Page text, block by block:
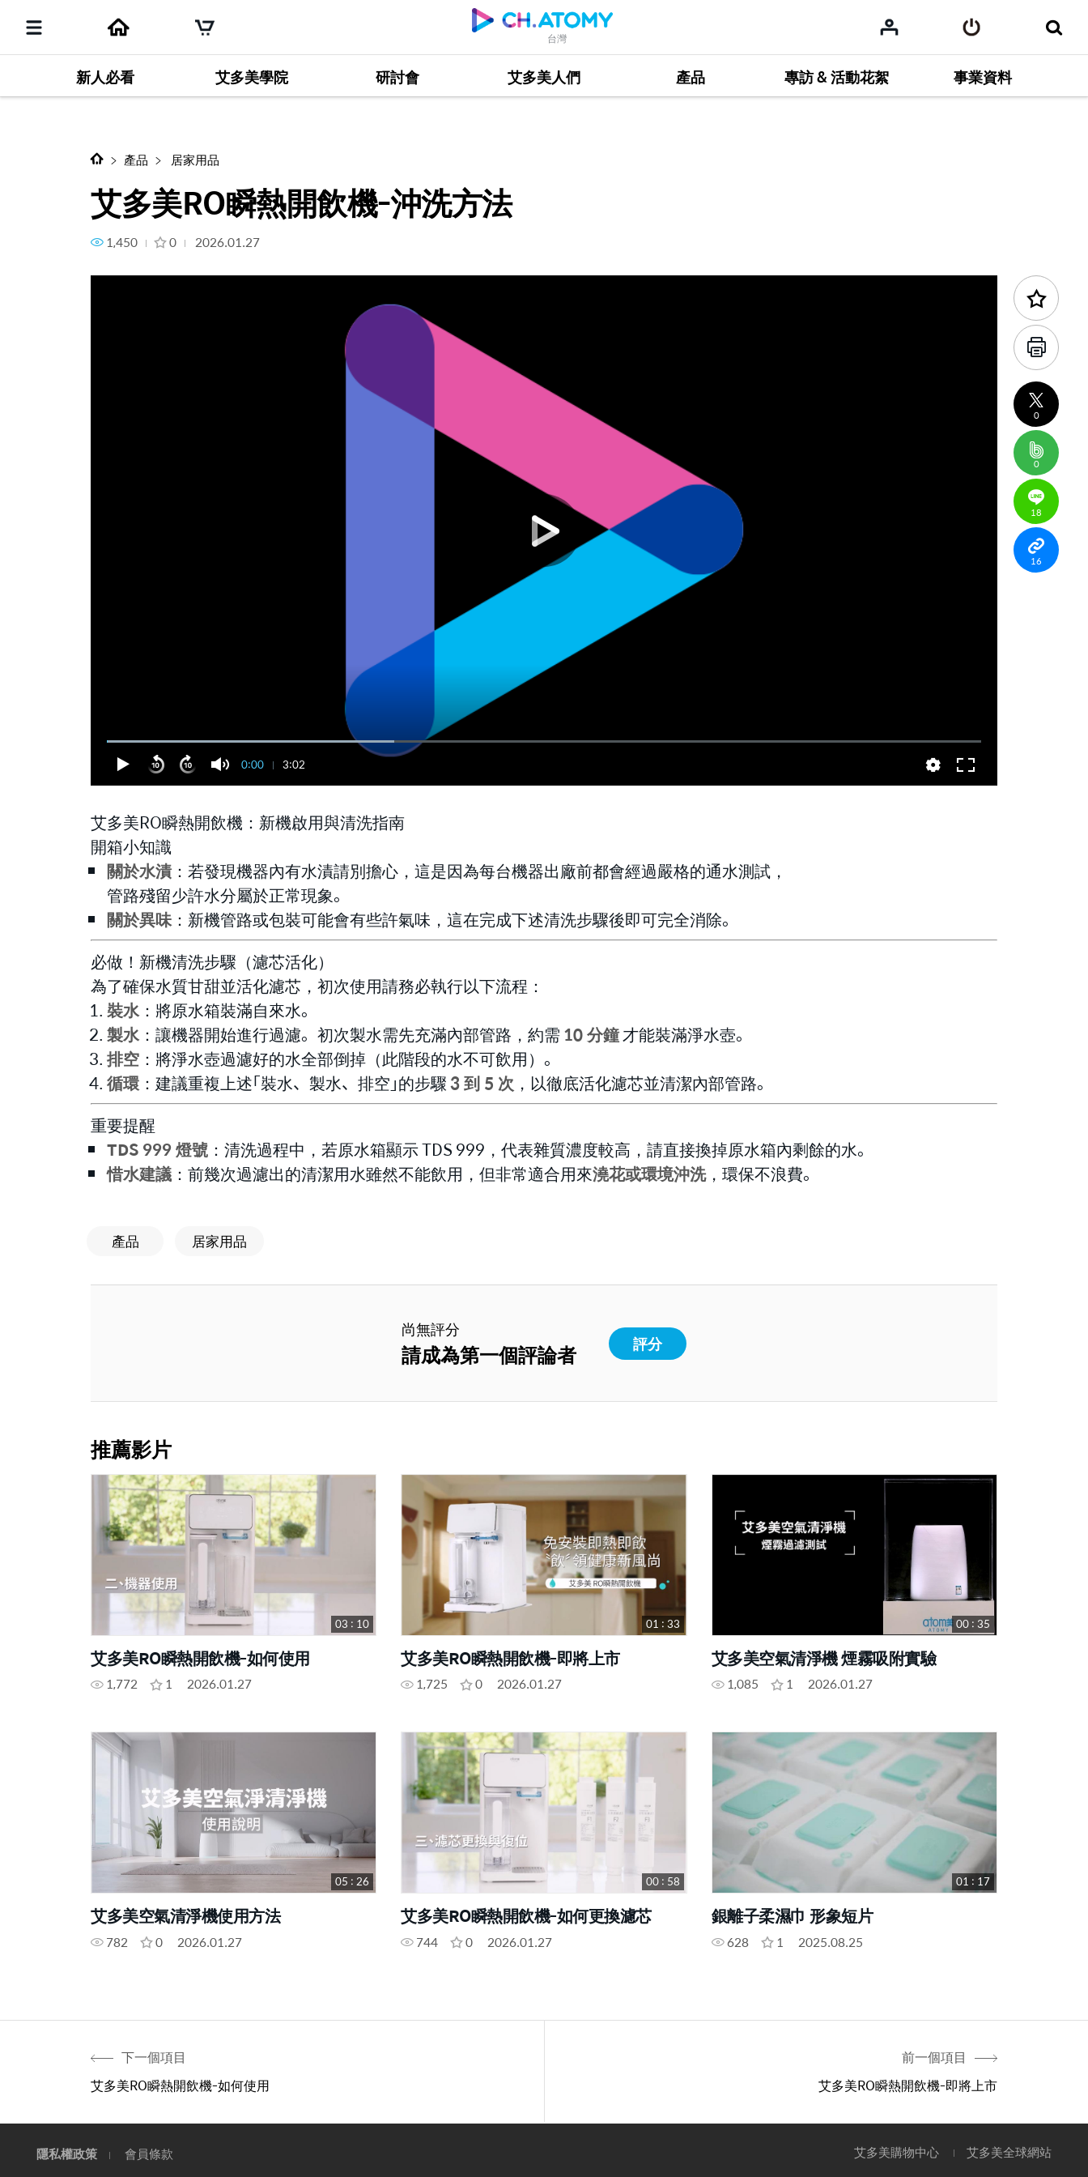
台灣
新人必看 艾多美學院 研討會 艾多美人們 產品 專訪 & 活動花絮 事業資料
艾多美RO瞬熱開飲機-沖洗方法
下一個項目 前一個項目
產品 居家用品
艾多美RO瞬熱開飲機-沖洗方法
1,450 0 2026.01.27
0:00 3:02
艾多美RO瞬熱開飲機：新機啟用與清洗指南
開箱小知識
關於水漬：若發現機器內有水漬請別擔心，這是因為每台機器出廠前都會經過嚴格的通水測試，
管路殘留少許水分屬於正常現象。
關於異味：新機管路或包裝可能會有些許氣味，這在完成下述清洗步驟後即可完全消除。
必做！新機清洗步驟（濾芯活化）
為了確保水質甘甜並活化濾芯，初次使用請務必執行以下流程：
裝水：將原水箱裝滿自來水。
製水：讓機器開始進行過濾。初次製水需先充滿內部管路，約需10 分鐘才能裝滿淨水壺。
排空 ：將淨水壺過濾好的水全部倒掉（此階段的水不可飲用）。
循環：建議重複上述「裝水、製水、排空」的步驟3 到 5 次 ，以徹底活化濾芯並清潔內部管路。
重要提醒
TDS 999 燈號 ：清洗過程中，若原水箱顯示 TDS 999，代表雜質濃度較高，請直接換掉原水箱內剩餘的水。
惜水建議 ：前幾次過濾出的清潔用水雖然不能飲用，但非常適合用來澆花或環境沖洗，環保不浪費。
產品 居家用品
尚無評分
請成為第一個評論者 評分
推薦影片
艾多美RO瞬熱開飲機-如何使用
1,772 1 2026.01.27
03 : 10
艾多美RO瞬熱開飲機-即將上市
1,725 0 2026.01.27
01 : 33
艾多美空氣清淨機 煙霧吸附實驗
1,085 1 2026.01.27
00 : 35
艾多美空氣清淨機使用方法
782 0 2026.01.27
05 : 26
艾多美RO瞬熱開飲機-如何更換濾芯
744 0 2026.01.27
00 : 58
銀離子柔濕巾 形象短片
628 1 2025.08.25
01 : 17
下一個項目
艾多美RO瞬熱開飲機-如何使用
前一個項目
艾多美RO瞬熱開飲機-即將上市
隱私權政策 會員條款 艾多美購物中心 艾多美全球網站